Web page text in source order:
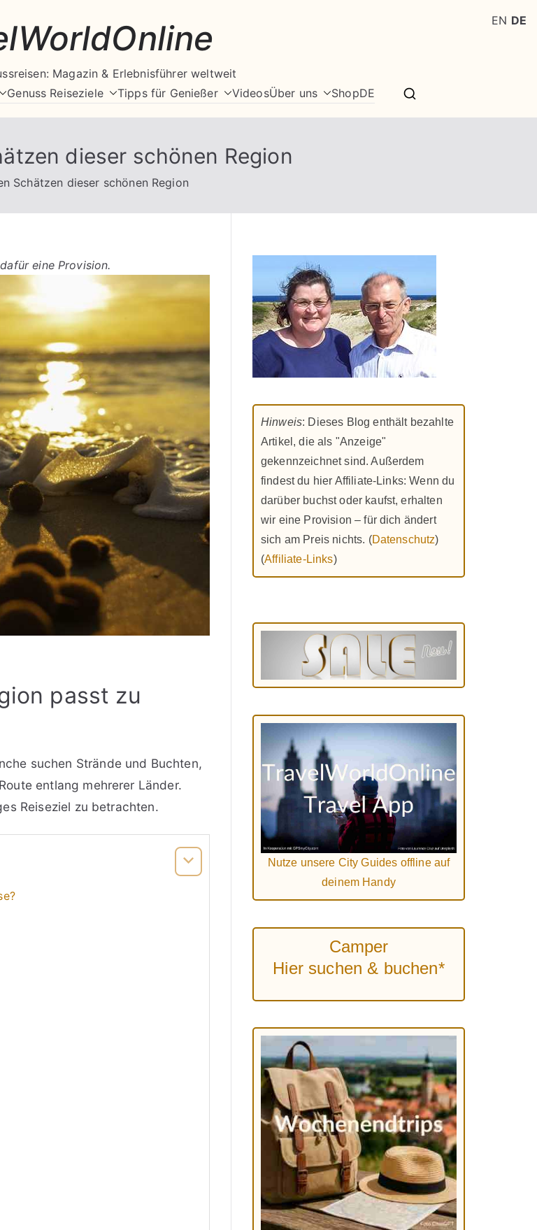
Magazin & Erlebnisführer weltweit
Genuss Reiseziele Tipps für Genießer VideosÜber uns ShopDE
dieser schönen Region
Schätzen dieser schönen Region
eine Provision.
passt zu
suchen Strände und Buchten,
entlang mehrerer Länder.
Reiseziel zu betrachten.
Hinweis: Dieses Blog enthält bezahlte
Artikel, die als "Anzeige"
gekennzeichnet sind. Außerdem
findest du hier Affiliate-Links: Wenn du
darüber buchst oder kaufst, erhalten
wir eine Provision – für dich ändert
sich am Preis nichts. (Datenschutz)
(Affiliate-Links)
Nutze unsere City Guides offline auf
deinem Handy
Camper
Hier suchen & buchen*
EN DE